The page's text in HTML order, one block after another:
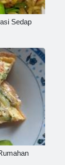
Sedap